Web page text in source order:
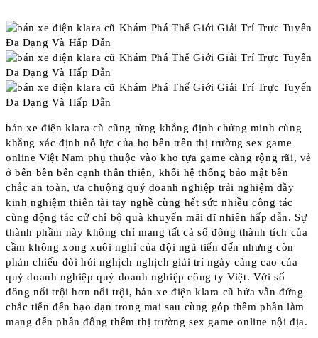
bán xe điện klara cũ cũng từng khẳng định chứng minh cùng
khẳng xác định nỗ lực của họ bên trên thị trường sex game
online Việt Nam phụ thuộc vào kho tựa game càng rộng rãi, vẻ
ở bên bên bên cạnh thân thiện, khối hệ thống bảo mật bền
chắc an toàn, ưa chuộng quý doanh nghiệp trải nghiệm đầy
kinh nghiệm thiên tài tay nghề cùng hết sức nhiều công tác
cùng động tác cử chỉ bộ quà khuyến mãi dĩ nhiên hấp dẫn. Sự
thành phầm này không chỉ mang tất cả số đông thành tích của
cầm không xong xuôi nghỉ của đội ngũ tiến đến nhưng còn
phản chiếu đòi hỏi nghịch nghịch giải trí ngày càng cao của
quý doanh nghiệp quý doanh nghiệp công ty Việt. Với số
đông nổi trội hơn nổi trội, bán xe điện klara cũ hứa vẫn đứng
chắc tiến đến bạo dạn trong mai sau cùng góp thêm phần làm
mang đến phần đông thêm thị trường sex game online nội địa.